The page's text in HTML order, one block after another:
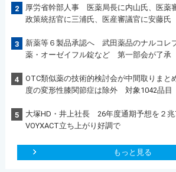
2
厚労省幹部人事 医薬局長に内山氏、医薬
政策統括官に三浦氏、医産審議官に安藤氏
3
新薬等６製品承認へ 武田薬品のナルコレ
薬・オーゼイフル錠など 第一部会が了承
4
OTC類似薬の技術的検討会が中間取りま
度の変形性膝関節症は除外 対象1042品目
5
大塚HD・井上社長 26年度通期予想を２
VOYXACT立ち上がり好調で
もっと見る